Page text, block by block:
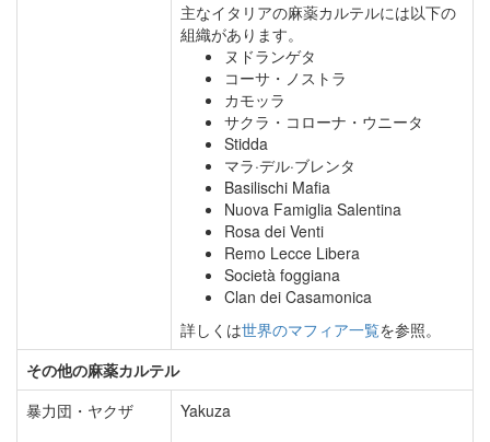
主なイタリアの麻薬カルテルには以下の
組織があります。
ヌドランゲタ
コーサ・ノストラ
カモッラ
サクラ・コローナ・ウニータ
Stidda
マラ·デル·ブレンタ
Basilischi Mafia
Nuova Famiglia Salentina
Rosa dei Venti
Remo Lecce Libera
Società foggiana
Clan dei Casamonica
詳しくは世界のマフィア一覧を参照。
その他の麻薬カルテル
暴力団・ヤクザ
Yakuza